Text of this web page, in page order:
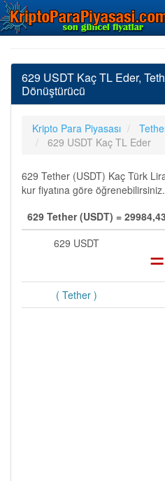
629 USDT Kaç TL Eder,
Dönüştürücü
Kripto Para Piyasası
629 USDT Kaç TL Eder
629 Tether (USDT) Kaç Türk
kur fiyatına göre öğrenebilirsiniz.
629 Tether (USDT) =
629 USDT
=
( Tether )